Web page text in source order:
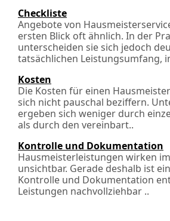
Checkliste
Angebote von
ersten Blick oft ähnlich. In der
unterscheiden sie sich jedoch
tatsächlichen Leistungsumfang,
Kosten
Die Kosten für einen
sich nicht pauschal beziffern.
ergeben sich weniger durch
als durch den vereinbart..
Kontrolle und Dokumentation
Hausmeisterleistungen wirken
unsichtbar. Gerade deshalb ist
Kontrolle und Dokumentation
Leistungen nachvollziehbar ..